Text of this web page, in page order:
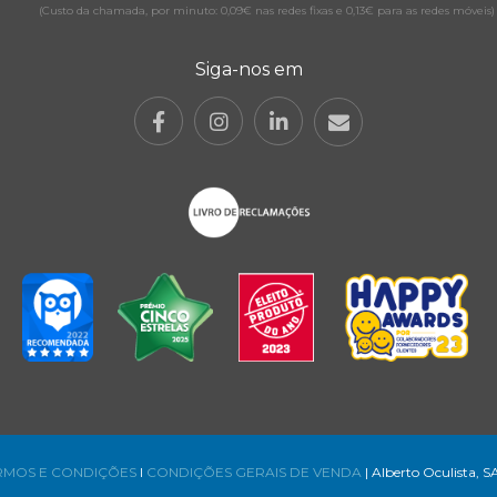
(Custo da chamada, por minuto: 0,09€ nas redes fixas e 0,13€ para as redes móveis)
Siga-nos em
E CONDIÇÕES l CONDIÇÕES GERAIS DE VENDA | Alberto Oculista,